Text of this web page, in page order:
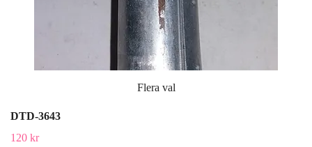
Flera val
DTD-3643
120 kr